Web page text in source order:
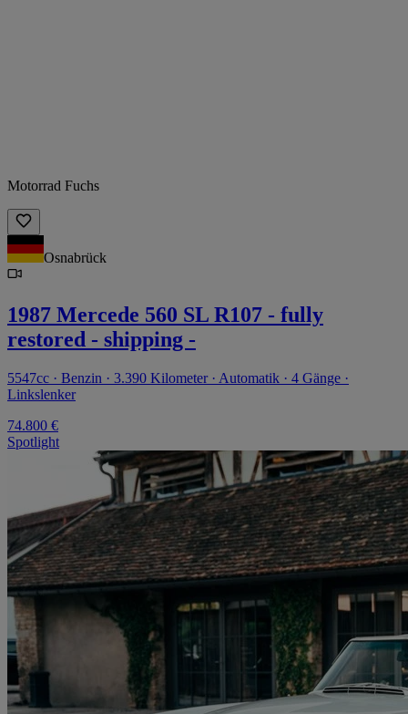
Motorrad Fuchs
Osnabrück
1987 Mercede 560 SL R107 - fully
restored - shipping -
5547cc · Benzin · 3.390 Kilometer · Automatik · 4 Gänge ·
Linkslenker
74.800 €
Spotlight